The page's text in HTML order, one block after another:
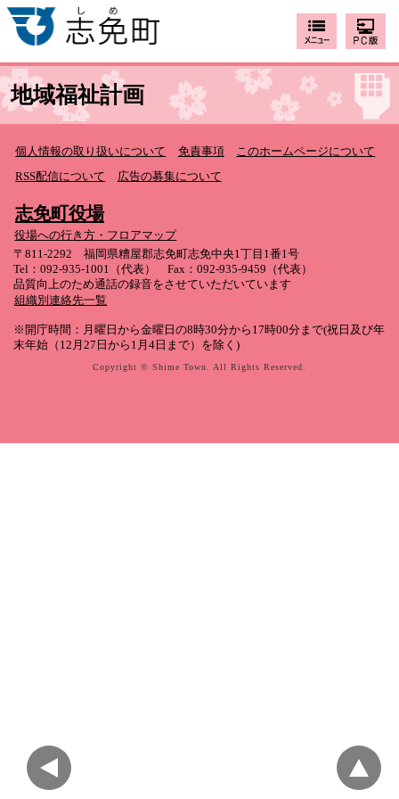
地域福祉計画
個人情報の取り扱いについて 免責事項
このホームページについて
RSS配信について
広告の募集について
志免町役場
役場への行き方・フロアマップ
〒811-2292 福岡県糟屋郡志免町志免中央1丁目1番1号
Tel：092-935-1001（代表） Fax：092-935-9459（代表）
品質向上のため通話の録音をさせていただいています
組織別連絡先一覧
※開庁時間：月曜日から金曜日の8時30分から17時00分まで(祝日及び年
末年始（12月27日から1月4日まで）を除く)
Copyright © Shime Town. All Rights Reserved.